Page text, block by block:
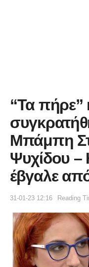
“Τα πήρε”
Μπάμπη
Ψυχίδου –
έβγαλε
31-01-23 12:16 Reading